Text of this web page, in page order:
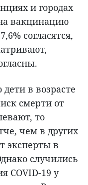
и городах
вакцинацию
согласятся,
в возрасте
смерти от
то
чем в других
эксперты в
случились
COVID-19 у